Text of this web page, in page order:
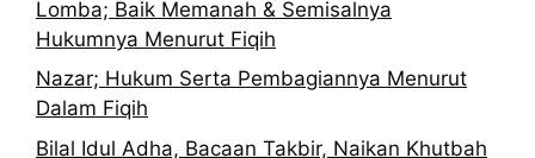
Lomba; Baik Memanah & Semisalnya
Hukumnya Menurut Fiqih
Nazar; Hukum Serta Pembagiannya Menurut
Dalam Fiqih
Bilal Idul Adha, Bacaan Takbir, Naikan Khutbah